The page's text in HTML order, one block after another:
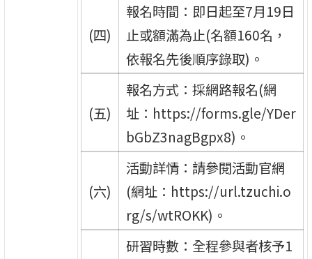
(四)
報名時間：即日起至7月19日
止或額滿為止(名額160名，
依報名先後順序錄取)。
(五)
報名方式：採網路報名(網
址：https://forms.gle/YDer
bGbZ3nagBgpx8)。
(六)
活動詳情：請參閱活動官網
(網址：https://url.tzuchi.o
rg/s/wtROKK)。
研習時數：全程參與者核予1